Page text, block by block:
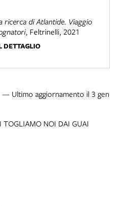
TOGLIAMO NOI DAI GUAI
ricerca di Atlantide. Viaggio
, Feltrinelli, 2021
DETTAGLIO
Ultimo aggiornamento il 3 gen